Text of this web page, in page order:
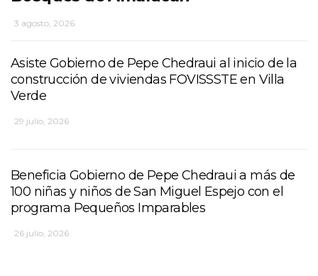
3 agosto, 2026
Asiste Gobierno de Pepe Chedraui al inicio de la
construcción de viviendas FOVISSSTE en Villa
Verde
29 julio, 2026
Beneficia Gobierno de Pepe Chedraui a más de
100 niñas y niños de San Miguel Espejo con el
programa Pequeños Imparables
26 julio, 2026